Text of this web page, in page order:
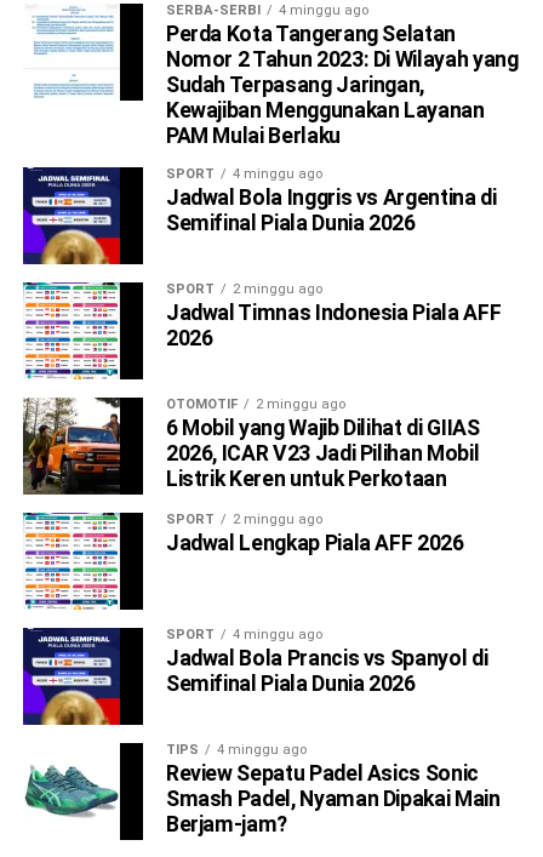
SERBA-SERBI 4 minggu ago
Perda Kota Tangerang Selatan
Nomor 2 Tahun 2023: Di Wilayah yang
Sudah Terpasang Jaringan,
Kewajiban Menggunakan Layanan
PAM Mulai Berlaku
SPORT 4 minggu ago
Jadwal Bola Inggris vs Argentina di
Semifinal Piala Dunia 2026
SPORT 2 minggu ago
Jadwal Timnas Indonesia Piala AFF
2026
OTOMOTIF 2 minggu ago
6 Mobil yang Wajib Dilihat di GIIAS
2026, ICAR V23 Jadi Pilihan Mobil
Listrik Keren untuk Perkotaan
SPORT 2 minggu ago
Jadwal Lengkap Piala AFF 2026
SPORT 4 minggu ago
Jadwal Bola Prancis vs Spanyol di
Semifinal Piala Dunia 2026
TIPS 4 minggu ago
Review Sepatu Padel Asics Sonic
Smash Padel, Nyaman Dipakai Main
Berjam-jam?